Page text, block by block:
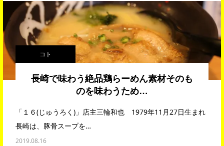
コト
長崎で味わう絶品鶏らーめん素材そのも
のを味わうため…
「１６(じゅうろく)」店主三輪和也 1979年11月27日生まれ
長崎は、豚骨スープを…
2019.08.16